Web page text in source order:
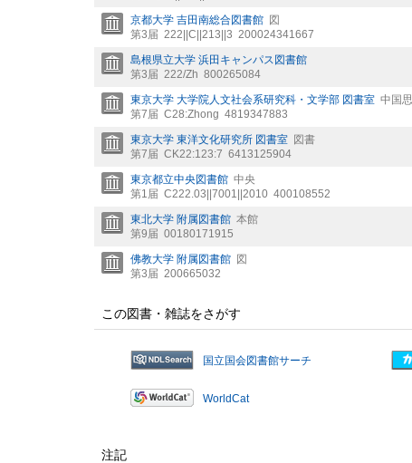
京都大学 吉田南総合図書館 図
第3届 222||C||213||3 200024341667
島根県立大学 浜田キャンパス図書館
第3届 222/Zh 800265084
東京大学 大学院人文社会系研究科・文学部 図書室 中国
第7届 C28:Zhong 4819347883
東京大学 東洋文化研究所 図書室 図書
第7届 CK22:123:7 6413125904
東京都立中央図書館 中央
第1届 C222.03||7001||2010 400108552
東北大学 附属図書館 本館
第9届 00180171915
佛教大学 附属図書館 図
第3届 200665032
この図書・雑誌をさがす
国立国会図書館サーチ
WorldCat
注記